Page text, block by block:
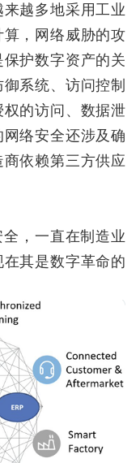
越多地采用工业
，网络威胁的攻
护数字资产的关
系统、访问控制
的访问、数据泄
络安全还涉及确
依赖第三方供应
，一直在制造业
其是数字革命的